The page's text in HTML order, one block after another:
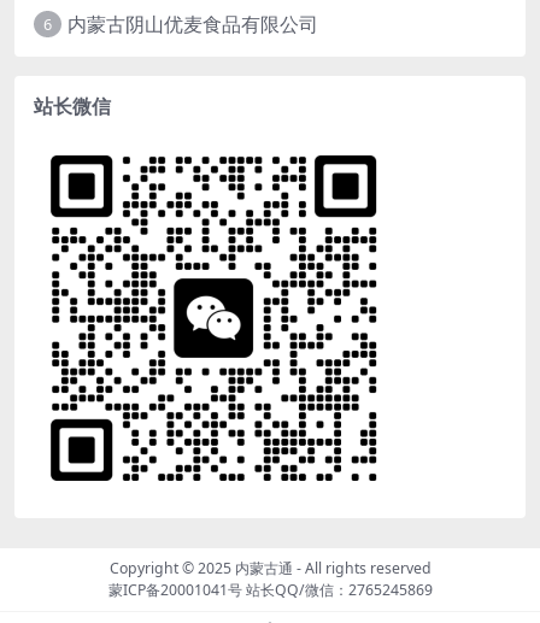
6 内蒙古阴山优麦食品有限公司
站长微信
Copyright © 2025 内蒙古通 - All rights reserved
蒙ICP备20001041号站长QQ/微信：2765245869